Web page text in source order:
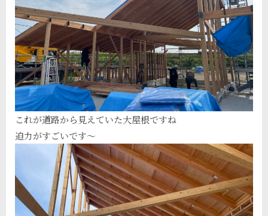
これが道路から見えていた大屋根ですね
迫力がすごいです〜